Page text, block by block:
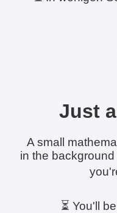
Just
A small
in the
⏳ You'll